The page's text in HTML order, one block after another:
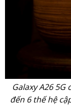
Galaxy A26
đến 6 thế hệ